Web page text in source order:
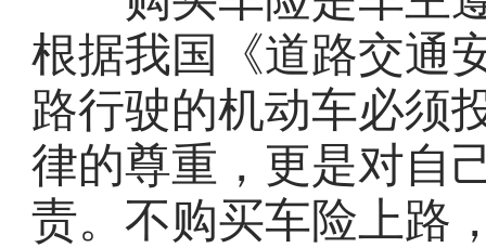
根据我国《道路交通
路行驶的机动车必须
律的尊重，更是对自
责。不购买车险上路